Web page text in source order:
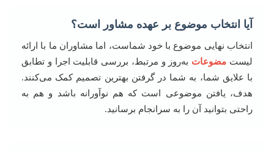
آیا انتخاب موضوع بر عهده مشاور است؟
انتخاب نهایی موضوع با خود شماست، اما مشاوران ما با ارائه
لیست مضوعات به‌روز و مرتبط، بررسی قابلیت اجرا و تطابق
با علایق شما، به شما در گرفتن بهترین تصمیم کمک می‌کنند.
هدف، یافتن موضوعی است که هم نوآورانه باشد و هم به
راحتی بتوانید آن را به سرانجام برسانید.